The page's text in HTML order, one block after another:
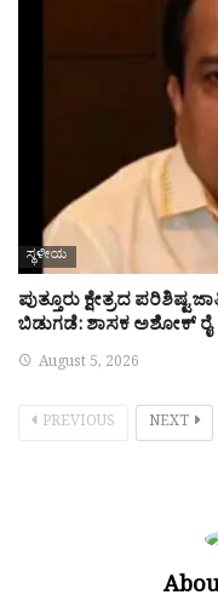
ಸ್ಥಳೀಯ
ಪುತ್ತೂರು ಕ್ಷೇತ್ರದ
ಬಿಡುಗಡೆ: ಶಾಸಕ ಅಶೋಕ್ ರೈ
August 5, 2026
PREVIOUS NEXT